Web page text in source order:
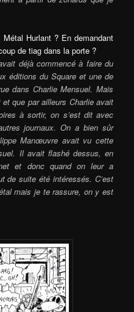
Hurlant ? En demandant
de tiag dans la porte ?
déjà commencé à faire du
éditions du Square et une de
dans Charlie Mensuel. Mais
que par ailleurs Charlie avait
à sortir, on s’est dit avec
journaux. On a bien sûr
Manœuvre avait vu cette
Il avait flashé dessus, en
et donc quand on leur a
de suite été intéressés. C’est
mais je te rassure, on y est